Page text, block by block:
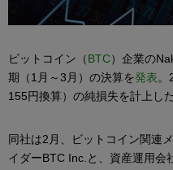
ビットコイン（BTC）企業の
期（1月～3月）の決算を発表。
155円換算）の純損失を計上し
同社は2月、ビットコイン関連
イダーBTC Inc.と、資産運用